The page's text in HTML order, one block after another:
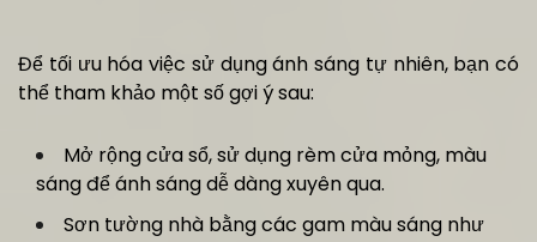
Để tối ưu hóa việc sử dụng ánh sáng tự nhiên, bạn có
thể tham khảo một số gợi ý sau:
Mở rộng cửa sổ, sử dụng rèm cửa mỏng, màu
sáng để ánh sáng dễ dàng xuyên qua.
Sơn tường nhà bằng các gam màu sáng như